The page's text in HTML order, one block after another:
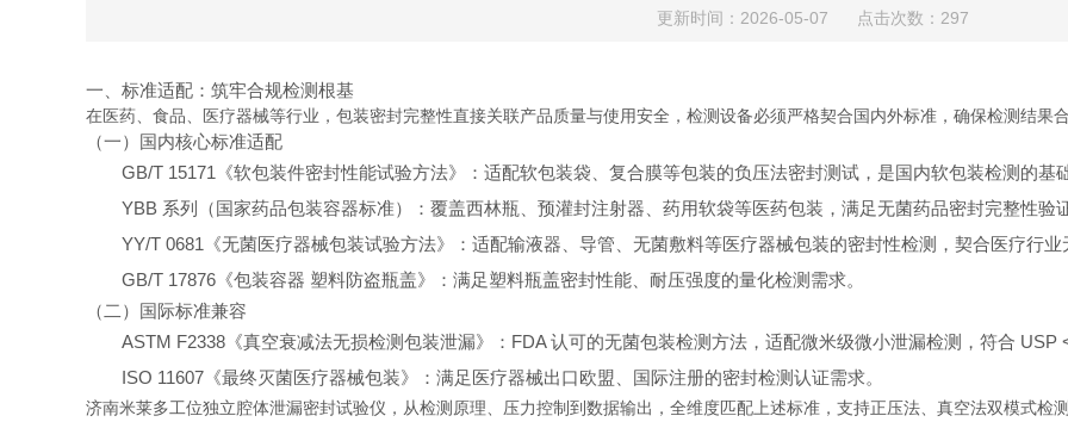
更新时间：2026-05-07 点击次数：297
一、标准适配：筑牢合规检测根基
在医药、食品、医疗器械等行业，包装密封完整性直接关联产品质量与使用安全，检测设备必须严格契合国内外标准，确保检测结果
（一）国内核心标准适配
GB/T 15171《软包装件密封性能试验方法》
：适配软包装袋、复合膜等包装的负压法密封测试，是国内软包装检测的基
YBB 系列（国家药品包装容器标准）
：覆盖西林瓶、预灌封注射器、药用软袋等医药包装，满足无菌药品密封完整性验
YY/T 0681《无菌医疗器械包装试验方法》
：适配输液器、导管、无菌敷料等医疗器械包装的密封性检测，契合医疗行业
GB/T 17876《包装容器 塑料防盗瓶盖》
：满足塑料瓶盖密封性能、耐压强度的量化检测需求。
（二）国际标准兼容
ASTM F2338《真空衰减法无损检测包装泄漏》
：FDA 认可的无菌包装检测方法，适配微米级微小泄漏检测，符合 USP
ISO 11607《最终灭菌医疗器械包装》
：满足医疗器械出口欧盟、国际注册的密封检测认证需求。
济南米莱多工位独立腔体泄漏密封试验仪，从检测原理、压力控制到数据输出，全维度匹配上述标准，支持正压法、真空法双模式检